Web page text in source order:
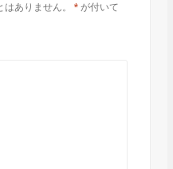
ありません。 * が付いて